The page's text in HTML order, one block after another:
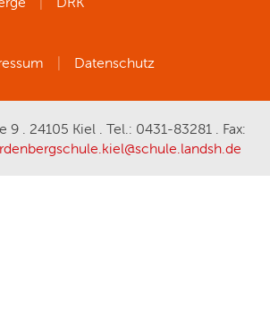
Datenschutz
9 . 24105 Kiel . Tel.: 0431-83281 . Fax: